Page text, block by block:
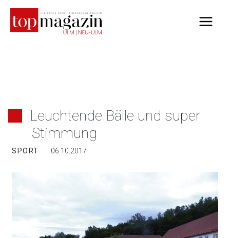
Inhalt
springen
Leuchtende Bälle und super
Stimmung
SPORT 06.10.2017